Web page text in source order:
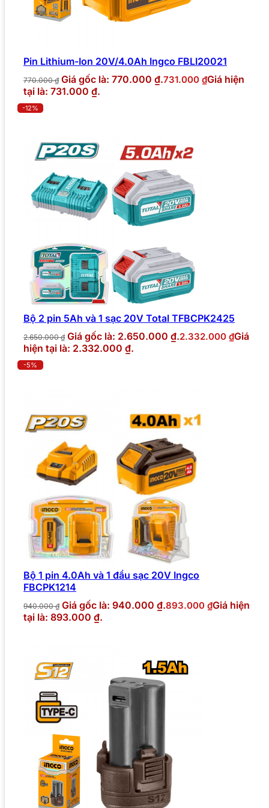
Pin Lithium-Ion 20V/4.0Ah Ingco FBLI20021
770.000₫ Giá gốc là: 770.000 ₫.731.000 ₫Giá hiện
tại là: 731.000 ₫.
-12%
Bộ 2 pin 5Ah và 1 sạc 20V Total TFBCPK2425
2.650.000₫ Giá gốc là: 2.650.000 ₫.2.332.000 ₫Giá
hiện tại là: 2.332.000 ₫.
-5%
Bộ 1 pin 4.0Ah và 1 đầu sạc 20V Ingco
FBCPK1214
940.000₫ Giá gốc là: 940.000 ₫.893.000 ₫Giá hiện
tại là: 893.000 ₫.